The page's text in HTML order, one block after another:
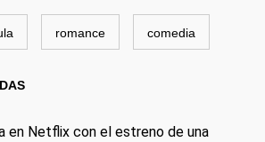
romance comedia
en Netflix con el estreno de una